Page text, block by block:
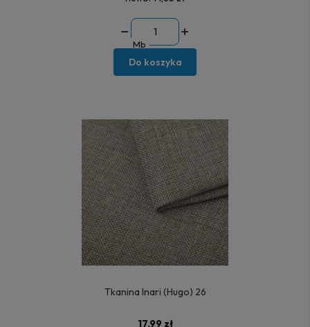
Mb
Do koszyka
Tkanina Inari (Hugo) 26
17,99 zł